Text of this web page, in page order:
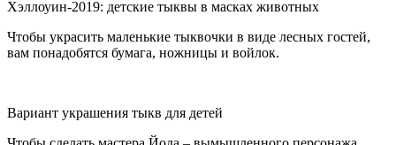
Хэллоуин-2019: детские тыквы в масках животных
Чтобы украсить маленькие тыквочки в виде лесных гостей,
вам понадобятся бумага, ножницы и войлок.
Вариант украшения тыкв для детей